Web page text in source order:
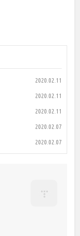
2020.02.11
2020.02.11
2020.02.11
2020.02.07
2020.02.07